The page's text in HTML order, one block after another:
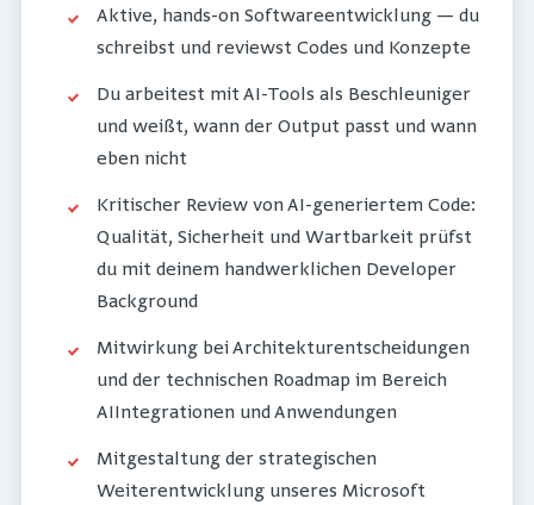
Aktive, hands-on Softwareentwicklung — du
schreibst und reviewst Codes und Konzepte
Du arbeitest mit AI-Tools als Beschleuniger
und weißt, wann der Output passt und wann
eben nicht
Kritischer Review von AI-generiertem Code:
Qualität, Sicherheit und Wartbarkeit prüfst
du mit deinem handwerklichen Developer
Background
Mitwirkung bei Architekturentscheidungen
und der technischen Roadmap im Bereich
AIIntegrationen und Anwendungen
Mitgestaltung der strategischen
Weiterentwicklung unseres Microsoft